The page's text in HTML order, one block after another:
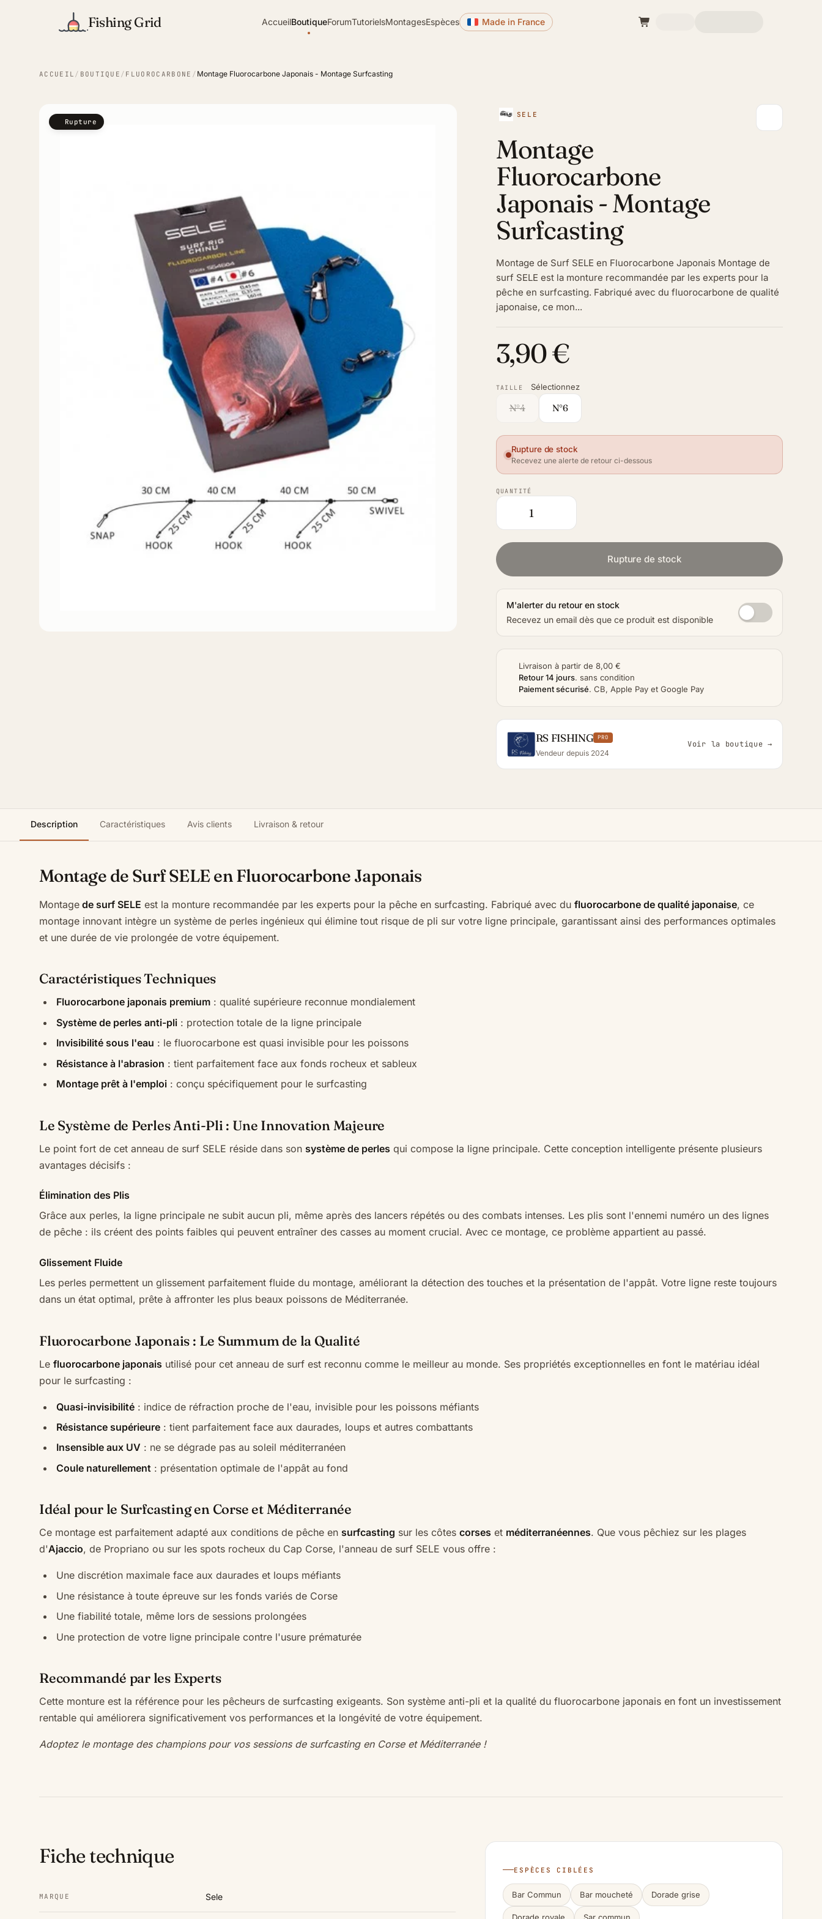
Fishing Grid AccueilBoutiqueForumTutorielsMontagesEspèces Made in France
ACCUEIL / BOUTIQUE / FLUOROCARBONE / Montage Fluorocarbone Japonais - Montage Surfcasting
Rupture
SELE
Montage
Fluorocarbone
Japonais - Montage
Surfcasting
Montage de Surf SELE en Fluorocarbone Japonais Montage de
surf SELE est la monture recommandée par les experts pour la
pêche en surfcasting. Fabriqué avec du fluorocarbone de qualité
japonaise, ce mon...
3,90 €
TAILLE Sélectionnez
N°4 N°6
Rupture de stock
Recevez une alerte de retour ci-dessous
QUANTITÉ
Rupture de stock
M'alerter du retour en stock
Recevez un email dès que ce produit est disponible
Livraison à partir de 8,00 €
Retour 14 jours. sans condition
Paiement sécurisé. CB, Apple Pay et Google Pay
RS FISHING PRO
Vendeur depuis 2024
Voir la boutique →
Description Caractéristiques Avis clients Livraison & retour
Montage de Surf SELE en Fluorocarbone Japonais
Montage de surf SELE est la monture recommandée par les experts pour la pêche en surfcasting. Fabriqué avec du fluorocarbone de qualité japonaise, ce
montage innovant intègre un système de perles ingénieux qui élimine tout risque de pli sur votre ligne principale, garantissant ainsi des performances optimales
et une durée de vie prolongée de votre équipement.
Caractéristiques Techniques
Fluorocarbone japonais premium : qualité supérieure reconnue mondialement
Système de perles anti-pli : protection totale de la ligne principale
Invisibilité sous l'eau : le fluorocarbone est quasi invisible pour les poissons
Résistance à l'abrasion : tient parfaitement face aux fonds rocheux et sableux
Montage prêt à l'emploi : conçu spécifiquement pour le surfcasting
Le Système de Perles Anti-Pli : Une Innovation Majeure
Le point fort de cet anneau de surf SELE réside dans son système de perles qui compose la ligne principale. Cette conception intelligente présente plusieurs
avantages décisifs :
Élimination des Plis
Grâce aux perles, la ligne principale ne subit aucun pli, même après des lancers répétés ou des combats intenses. Les plis sont l'ennemi numéro un des lignes
de pêche : ils créent des points faibles qui peuvent entraîner des casses au moment crucial. Avec ce montage, ce problème appartient au passé.
Glissement Fluide
Les perles permettent un glissement parfaitement fluide du montage, améliorant la détection des touches et la présentation de l'appât. Votre ligne reste toujours
dans un état optimal, prête à affronter les plus beaux poissons de Méditerranée.
Fluorocarbone Japonais : Le Summum de la Qualité
Le fluorocarbone japonais utilisé pour cet anneau de surf est reconnu comme le meilleur au monde. Ses propriétés exceptionnelles en font le matériau idéal
pour le surfcasting :
Quasi-invisibilité : indice de réfraction proche de l'eau, invisible pour les poissons méfiants
Résistance supérieure : tient parfaitement face aux daurades, loups et autres combattants
Insensible aux UV : ne se dégrade pas au soleil méditerranéen
Coule naturellement : présentation optimale de l'appât au fond
Idéal pour le Surfcasting en Corse et Méditerranée
Ce montage est parfaitement adapté aux conditions de pêche en surfcasting sur les côtes corses et méditerranéennes. Que vous pêchiez sur les plages
d'Ajaccio, de Propriano ou sur les spots rocheux du Cap Corse, l'anneau de surf SELE vous offre :
Une discrétion maximale face aux daurades et loups méfiants
Une résistance à toute épreuve sur les fonds variés de Corse
Une fiabilité totale, même lors de sessions prolongées
Une protection de votre ligne principale contre l'usure prématurée
Recommandé par les Experts
Cette monture est la référence pour les pêcheurs de surfcasting exigeants. Son système anti-pli et la qualité du fluorocarbone japonais en font un investissement
rentable qui améliorera significativement vos performances et la longévité de votre équipement.
Adoptez le montage des champions pour vos sessions de surfcasting en Corse et Méditerranée !
Fiche technique
MARQUE Sele
ESPÈCES CIBLÉES
Bar Commun Bar moucheté Dorade grise
Dorade royale Sar commun